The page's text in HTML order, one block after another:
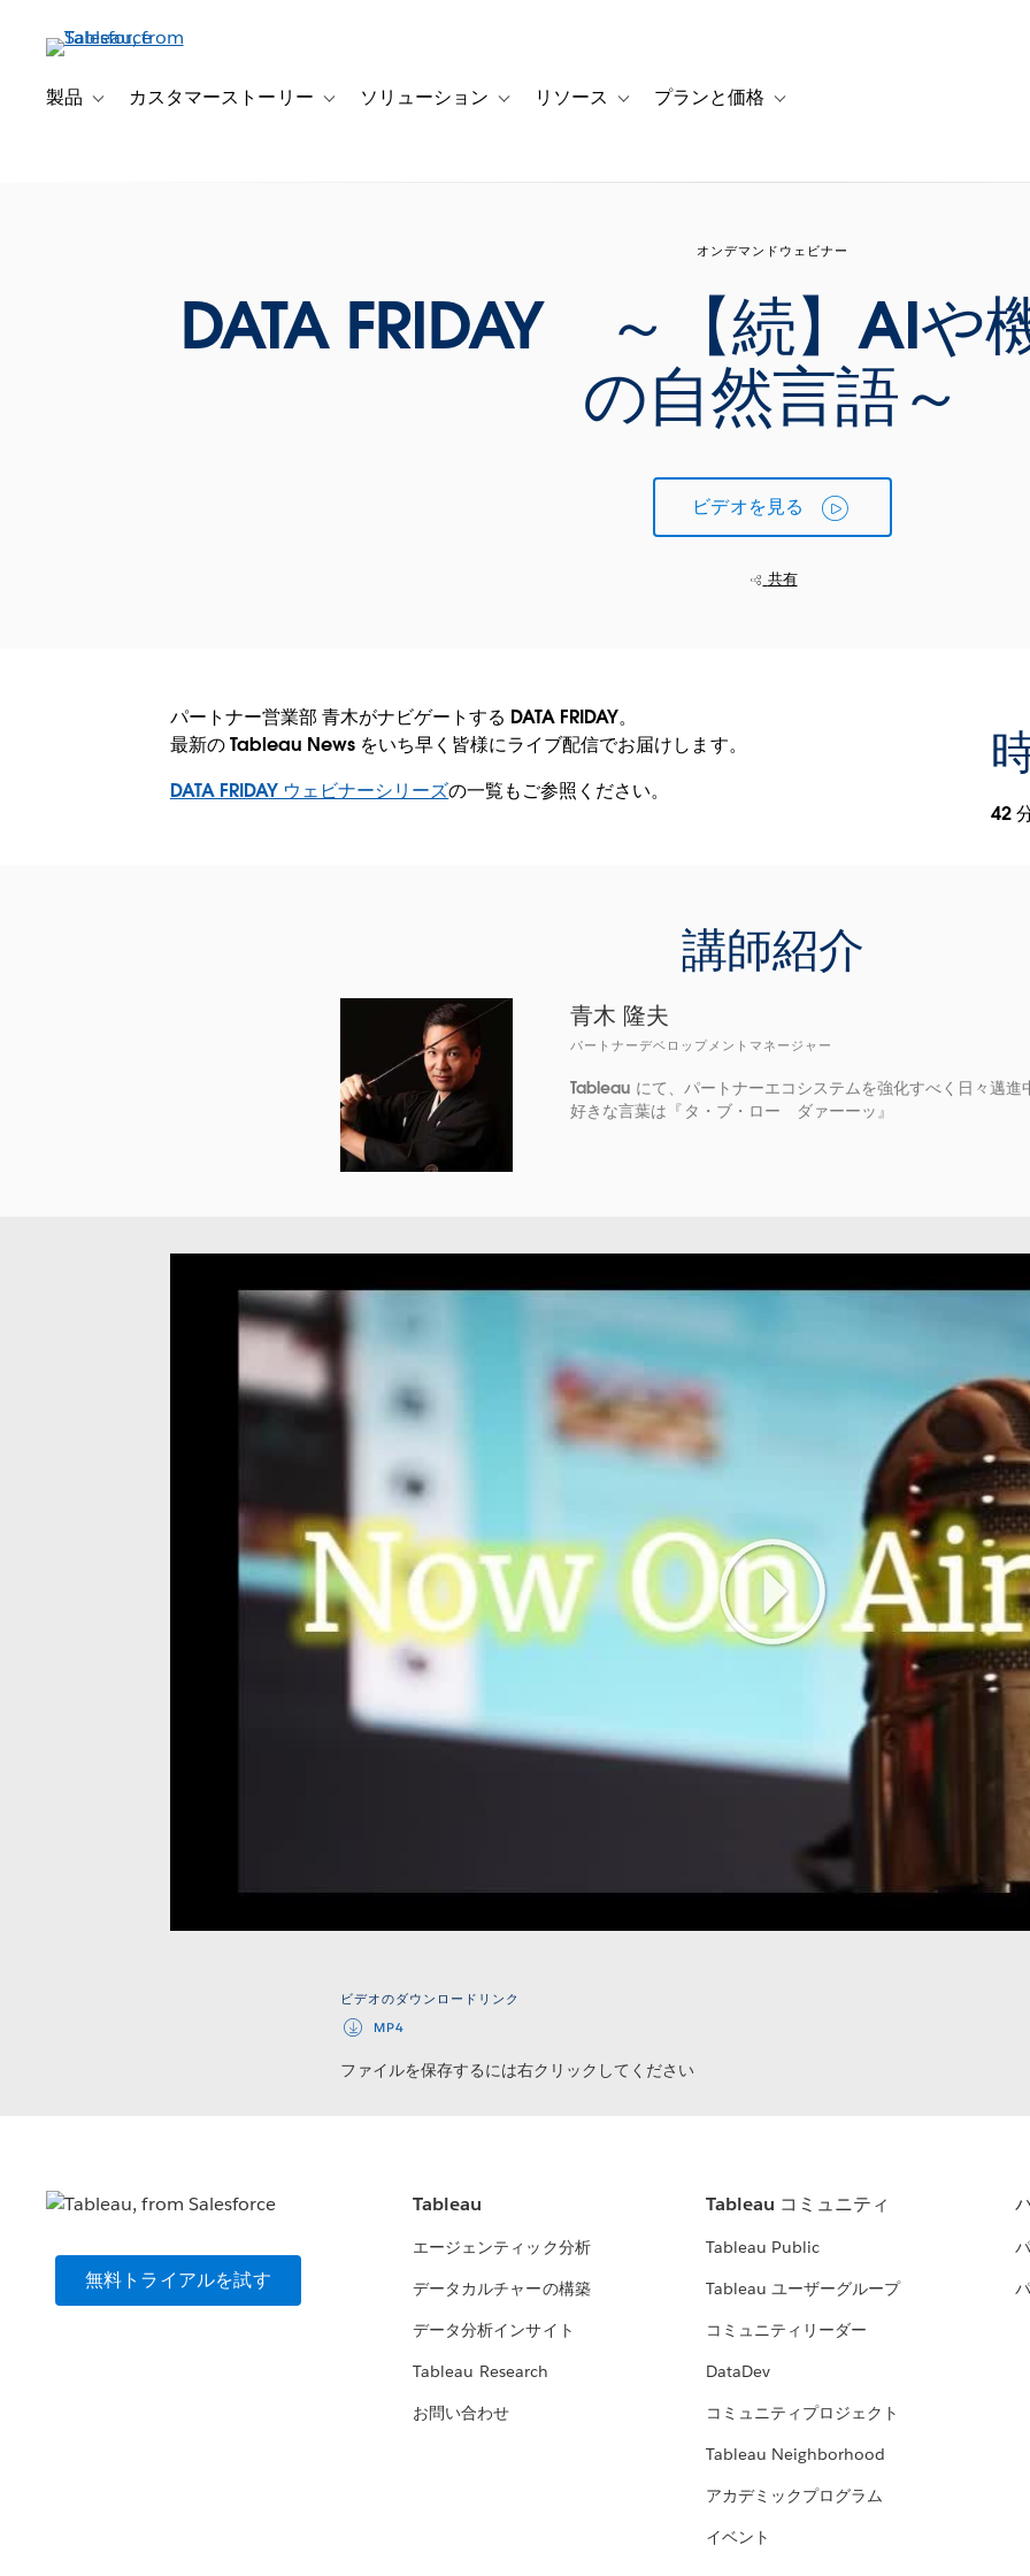
製品 Toggle sub-navigation for 製品
カスタマーストーリー Toggle sub-navigation for カスタマーストーリー
ソリューション Toggle sub-navigation for ソリューション
リソース Toggle sub-navigation for リソース
プランと価格 Toggle sub-navigation for プランと価
オンデマンドウェビナー
DATA FRIDAY ～【続】AIや
の自然言語～
ビデオを見る
共有
パートナー営業部 青木がナビゲートする DATA FRIDAY。
最新の Tableau News をいち早く皆様にライブ配信でお届けします。
DATA FRIDAY ウェビナーシリーズの一覧もご参照ください。
42
講師紹介
青木 隆夫
パートナーデベロップメントマネージャー
Tableau にて、パートナーエコシステムを強化すべく日々邁進
好きな言葉は『タ・ブ・ロー ダァーーッ』
Play
Video
ビデオのダウンロードリンク
MP4
ファイルを保存するには右クリックしてください
無料トライアルを試す
Tableau
エージェンティック分析
データカルチャーの構築
データ分析インサイト
Tableau Research
お問い合わせ
Tableau コミュニティ
Tableau Public
Tableau ユーザーグループ
コミュニティリーダー
DataDev
コミュニティプロジェクト
Tableau Neighborhood
アカデミックプログラム
イベント